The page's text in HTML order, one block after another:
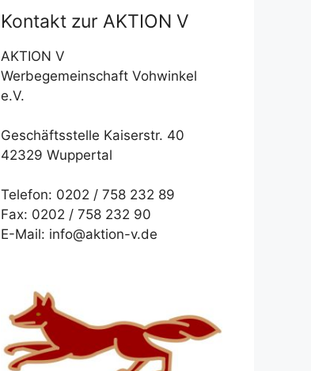
Kontakt zur AKTION V
AKTION V
Werbegemeinschaft Vohwinkel
e.V.
Geschäftsstelle Kaiserstr. 40
42329 Wuppertal
Telefon: 0202 / 758 232 89
Fax: 0202 / 758 232 90
E-Mail: info@aktion-v.de